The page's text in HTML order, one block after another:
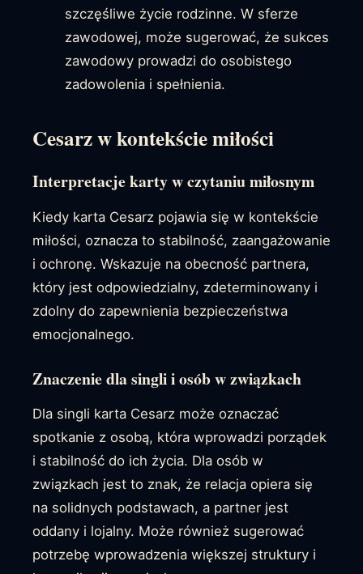
szczęśliwe życie rodzinne. W sferze
zawodowej, może sugerować, że sukces
zawodowy prowadzi do osobistego
zadowolenia i spełnienia.
Cesarz w kontekście miłości
Interpretacje karty w czytaniu miłosnym
Kiedy karta Cesarz pojawia się w kontekście
miłości, oznacza to stabilność, zaangażowanie
i ochronę. Wskazuje na obecność partnera,
który jest odpowiedzialny, zdeterminowany i
zdolny do zapewnienia bezpieczeństwa
emocjonalnego.
Znaczenie dla singli i osób w związkach
Dla singli karta Cesarz może oznaczać
spotkanie z osobą, która wprowadzi porządek
i stabilność do ich życia. Dla osób w
związkach jest to znak, że relacja opiera się
na solidnych podstawach, a partner jest
oddany i lojalny. Może również sugerować
potrzebę wprowadzenia większej struktury i